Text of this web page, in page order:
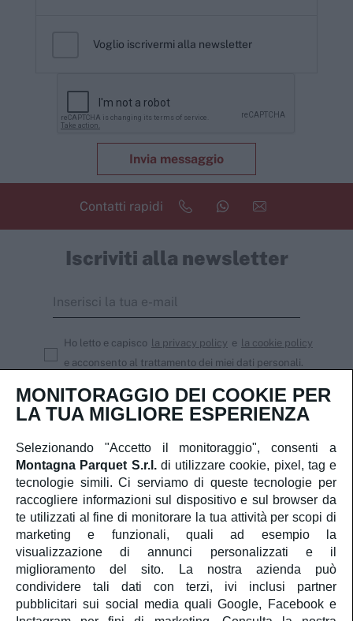
Voglio iscrivermi alla newsletter
Invia messaggio
Contatti rapidi
Iscriviti alla newsletter
Ho letto e capisco la privacy policy e la cookie policy
e acconsento al trattamento dei miei dati personali.
Iscriviti
Servizio Clienti
Account
Servizi
Guida al parquet
MONITORAGGIO DEI COOKIE PER
LA TUA MIGLIORE ESPERIENZA
Selezionando "Accetto il monitoraggio", consenti a
Montagna Parquet S.r.l. di utilizzare cookie, pixel, tag e
tecnologie simili. Ci serviamo di queste tecnologie per
raccogliere informazioni sul dispositivo e sul browser da
te utilizzati al fine di monitorare la tua attività per scopi di
marketing e funzionali, quali ad esempio la
visualizzazione di annunci personalizzati e il
miglioramento del sito. La nostra azienda può
condividere tali dati con terzi, ivi inclusi partner
pubblicitari sui social media quali Google, Facebook e